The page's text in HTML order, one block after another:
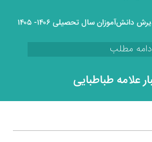
سال تحصیلی ۱۴۰۶- ۱۴۰۵
مطلب
علامه طباطبایی